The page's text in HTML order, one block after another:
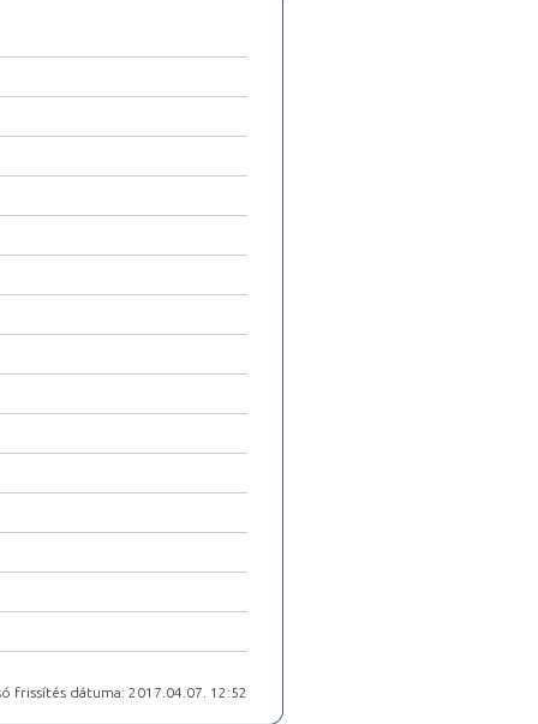
frissítés dátuma: 2017.04.07. 12:52